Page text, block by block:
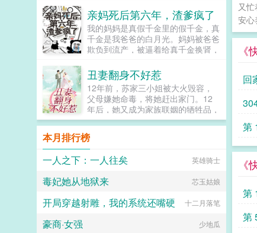
又
安心
《
回
第
《
第
第
看她无数次穷得把自己的铜钱剑拆了
补补了拆，三观有点崩。...
亲妈死后第六年，渣爹疯了
我的妈妈是真假千金里的假千金，真
千金是我爸爸的白月光。妈妈被爸爸
欺负到流产，被逼着给真千金换肾，
死了。妈妈死后第六年，爸爸突然后
悔了。他把真千金赶走，跪在坟墓前
哀求妈妈回到他的身边。所有人都认
为，她不会再回来了。只有我知道，
妈妈一直在我的身边...
丑妻翻身不好惹
12年前，苏家三小姐被大火毁容，
父母嫌她命毒，将她赶出家门。12
年后，她又成为家族联姻的牺牲品，
嫁给出名的浪荡公子。这还不算惨，
到了订婚现场，她被未婚夫嫌弃，当
众退婚。情急之下，她给自己抓了个
替补未婚夫，顾家大少爷顾寒夜，完
美打脸逆袭。更让人惊讶的是，姑娘
城。而看似温文尔雅的顾少，却是个
本月排行榜
一人之下：一人往矣
英雄骑士
毒妃她从地狱来 芯玉姑娘
开局穿越射雕，我的系统还嘴硬 十二月落笔
豪商·女强 少地瓜